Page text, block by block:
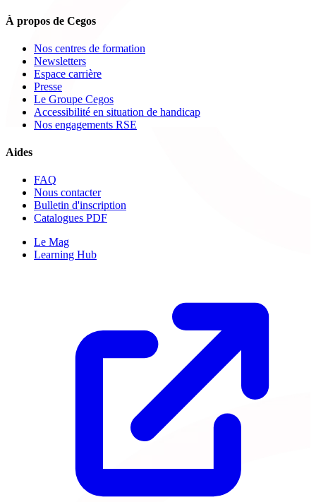
À propos de Cegos
Nos centres de formation
Newsletters
Espace carrière
Presse
Le Groupe Cegos
Accessibilité en situation de handicap
Nos engagements RSE
Aides
FAQ
Nous contacter
Bulletin d'inscription
Catalogues PDF
Le Mag
Learning Hub